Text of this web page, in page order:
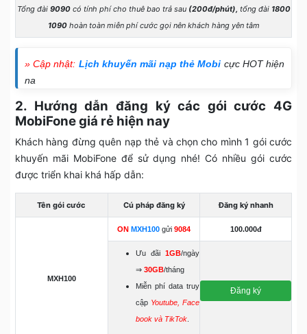
Tổng đài 9090có tính phí cho thuê bao trả sau(200đ/phút), tổng đài 1800
1090hoàn toàn miễn phí cước gọi nên khách hàng yên tâm
» Cập nhật: Lịch khuyến mãi nạp thẻ Mobi cực HOT hiện
na
2. Hướng dẫn đăng ký các gói cước 4G
MobiFone giá rẻ hiện nay
Khách hàng đừng quên nạp thẻ và chọn cho mình 1 gói cước
khuyến mãi MobiFone để sử dụng nhé! Có nhiều gói cước
được triển khai khá hấp dẫn:
Tên gói cước Cú pháp đăng ký Đăng ký nhanh
MXH100
ON MXH100 gửi 9084 100.000đ
Ưu đãi 1GB/ngày
⇒ 30GB/tháng
Miễn phí data truy
cập Youtube, Face
book và TikTok
Đăng ký